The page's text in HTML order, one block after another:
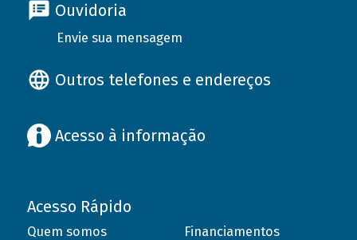
Ouvidoria
Envie sua mensagem
Outros telefones e endereços
Acesso à informação
Acesso Rápido
Quem somos
Financiamentos